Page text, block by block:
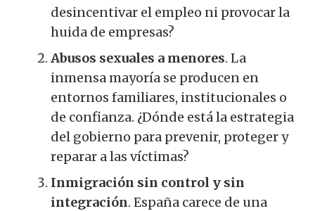
desincentivar el empleo ni provocar la
huida de empresas?
Abusos sexuales a menores. La
inmensa mayoría se producen en
entornos familiares, institucionales o
de confianza. ¿Dónde está la estrategia
del gobierno para prevenir, proteger y
reparar a las víctimas?
Inmigración sin control y sin
integración. España carece de una